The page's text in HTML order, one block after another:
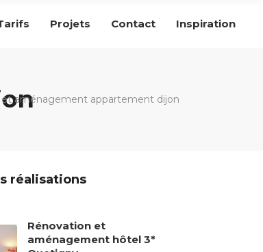
Projets Contact Inspiration
aménagement appartement dijon
réalisations
Rénovation et
aménagement hôtel 3*